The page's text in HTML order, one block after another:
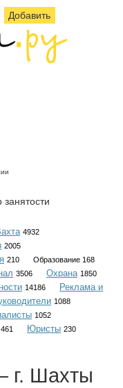
Добавить
занятости
4932
2005
210 Образование 168
3506 Охрана 1850
14186
Реклама и
1088
1052
461 Юристы 230
г. Шахты